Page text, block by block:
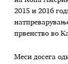
2015 и 2016
првенство во
Меси досега